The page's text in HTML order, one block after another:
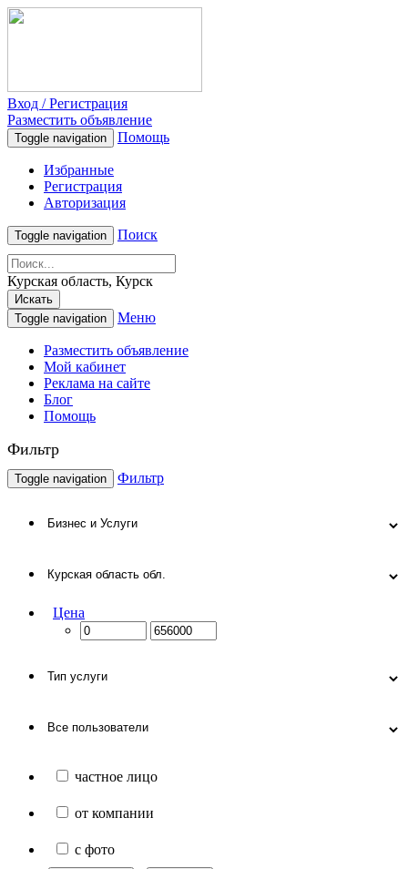
Вход / Регистрация
Разместить объявление
Toggle navigation Помощь
Избранные
Регистрация
Авторизация
Toggle navigation Поиск
Курская область, Курск
Искать
Toggle navigation
Меню
Разместить объявление
Мой кабинет
Реклама на сайте
Блог
Помощь
Фильтр
Toggle navigation Фильтр
Цена
частное лицо
от компании
с фото